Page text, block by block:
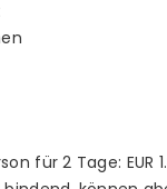
für 2 Tage: EUR